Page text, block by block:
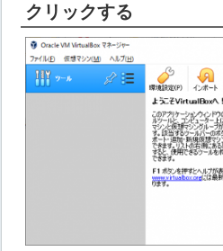
クリックする